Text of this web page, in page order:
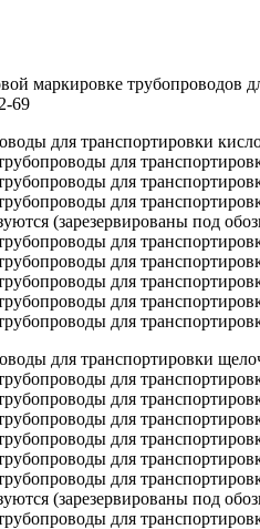
маркировке трубопроводов
69
для транспортировки
для
для
для
(зарезервированы под
для
для
для
для
для
для транспортировки
для
для
для
для
для
для
(зарезервированы под
для